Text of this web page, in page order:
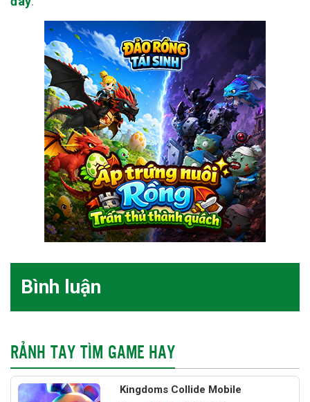
Bình luận
RẢNH TAY TÌM GAME HAY
Kingdoms Collide Mobile